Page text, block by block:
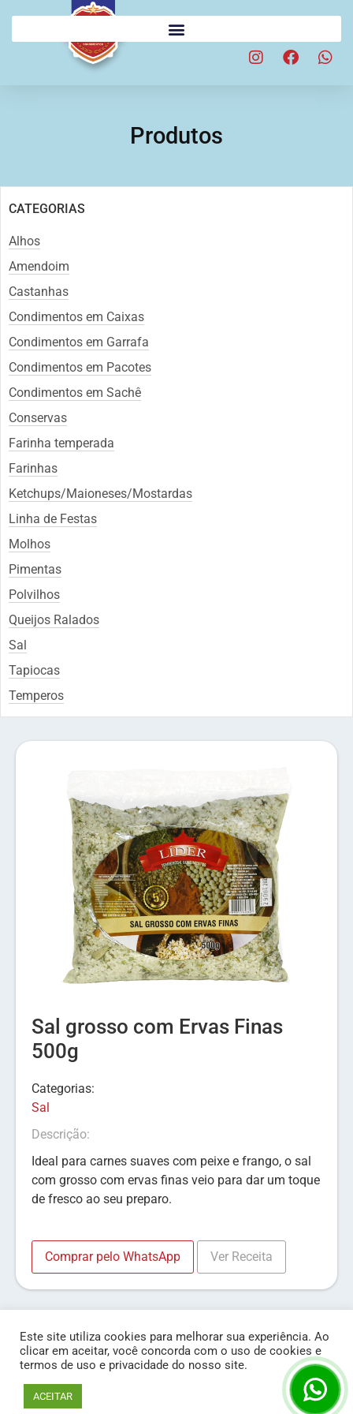
Produtos
CATEGORIAS
Alhos
Amendoim
Castanhas
Condimentos em Caixas
Condimentos em Garrafa
Condimentos em Pacotes
Condimentos em Sachê
Conservas
Farinha temperada
Farinhas
Ketchups/Maioneses/Mostardas
Linha de Festas
Molhos
Pimentas
Polvilhos
Queijos Ralados
Sal
Tapiocas
Temperos
Sal grosso com Ervas Finas
500g
Categorias:
Sal
Descrição:
Ideal para carnes suaves com peixe e frango, o sal
com grosso com ervas finas veio para dar um toque
de fresco ao seu preparo.
Comprar pelo WhatsApp Ver Receita
© Líder Condimentos 2020 - Todos os Direitos Reservados
Este site utiliza cookies para melhorar sua experiência. Ao
clicar em aceitar, você concorda com o uso de cookies e
termos de uso e privacidade do nosso site.
ACEITAR